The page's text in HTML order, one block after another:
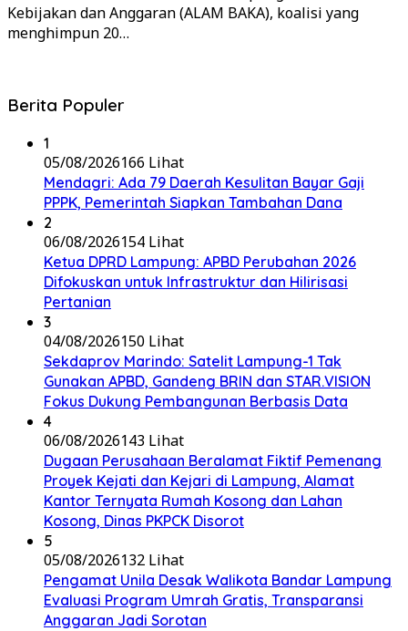
Kebijakan dan Anggaran (ALAM BAKA), koalisi yang
menghimpun 20…
Berita Populer
1
05/08/2026166 Lihat
Mendagri: Ada 79 Daerah Kesulitan Bayar Gaji
PPPK, Pemerintah Siapkan Tambahan Dana
2
06/08/2026154 Lihat
Ketua DPRD Lampung: APBD Perubahan 2026
Difokuskan untuk Infrastruktur dan Hilirisasi
Pertanian
3
04/08/2026150 Lihat
Sekdaprov Marindo: Satelit Lampung-1 Tak
Gunakan APBD, Gandeng BRIN dan STAR.VISION
Fokus Dukung Pembangunan Berbasis Data
4
06/08/2026143 Lihat
Dugaan Perusahaan Beralamat Fiktif Pemenang
Proyek Kejati dan Kejari di Lampung, Alamat
Kantor Ternyata Rumah Kosong dan Lahan
Kosong, Dinas PKPCK Disorot
5
05/08/2026132 Lihat
Pengamat Unila Desak Walikota Bandar Lampung
Evaluasi Program Umrah Gratis, Transparansi
Anggaran Jadi Sorotan